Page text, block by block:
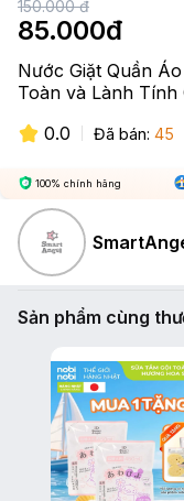
150.000đ
85.000đ
Nước Giặt Quần
Toàn và Lành
0.0
Đã bán: 45
100% chính hãng
Sản phẩm cùng